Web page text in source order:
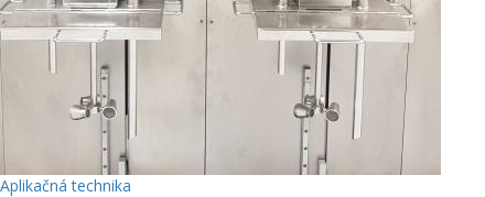
Aplikačná technika